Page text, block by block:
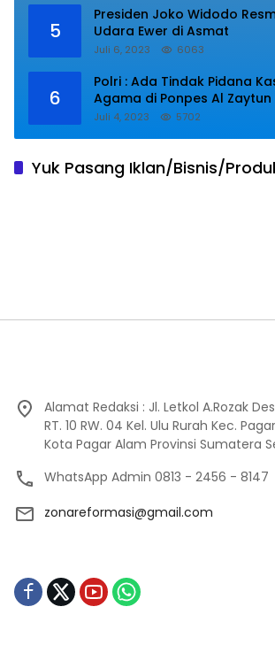
5
Presiden Joko Widodo
Udara Ewer di Asmat
Juli 6, 2023 6063
6
Polri : Ada Tindak Pidana
Agama di Ponpes Al Zaytun
Juli 4, 2023 5702
Yuk Pasang Iklan/Bisnis/
Alamat Redaksi : Jl. Letkol A.Rozak
RT. 10 RW. 04 Kel. Ulu Rurah Kec.
Kota Pagar Alam Provinsi Sumatera
WhatsApp Admin 0813 - 2456 - 8147
zonareformasi@gmail.com